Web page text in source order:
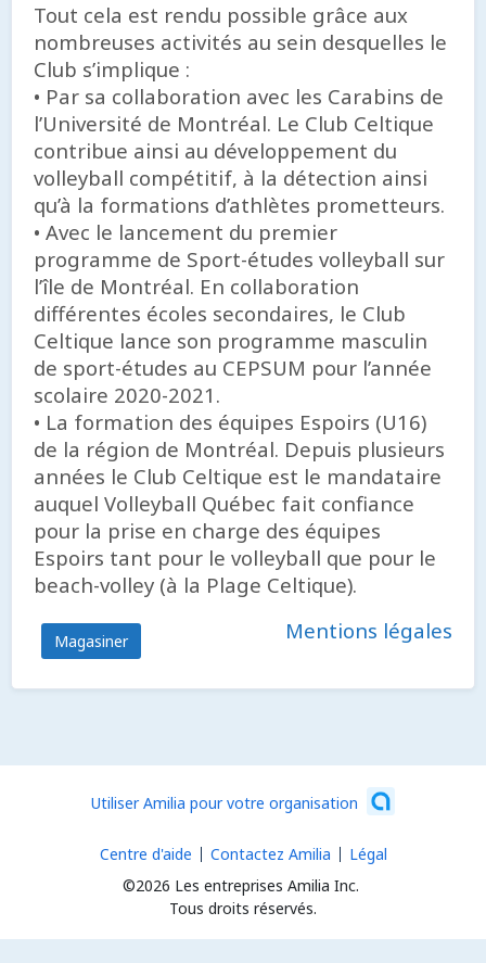
Tout cela est rendu possible grâce aux
nombreuses activités au sein desquelles le
Club s’implique :
• Par sa collaboration avec les Carabins de
l’Université de Montréal. Le Club Celtique
contribue ainsi au développement du
volleyball compétitif, à la détection ainsi
qu’à la formations d’athlètes prometteurs.
• Avec le lancement du premier
programme de Sport-études volleyball sur
l’île de Montréal. En collaboration
différentes écoles secondaires, le Club
Celtique lance son programme masculin
de sport-études au CEPSUM pour l’année
scolaire 2020-2021.
• La formation des équipes Espoirs (U16)
de la région de Montréal. Depuis plusieurs
années le Club Celtique est le mandataire
auquel Volleyball Québec fait confiance
pour la prise en charge des équipes
Espoirs tant pour le volleyball que pour le
beach-volley (à la Plage Celtique).
Magasiner Mentions légales
Utiliser Amilia pour votre organisation
©2026 Les entreprises Amilia Inc.
Tous droits réservés.
Centre d'aide Contactez Amilia Légal